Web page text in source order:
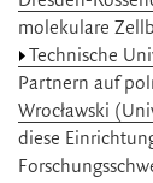
molekulare
Technische
Partnern auf
Wrocławski
diese